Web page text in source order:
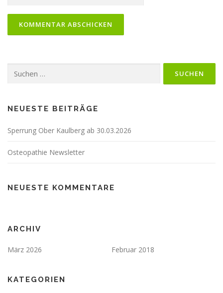
nach:
NEUESTE BEITRÄGE
Sperrung Ober Kaulberg ab 30.03.2026
Osteopathie Newsletter
NEUESTE KOMMENTARE
ARCHIV
März 2026 Februar 2018
KATEGORIEN